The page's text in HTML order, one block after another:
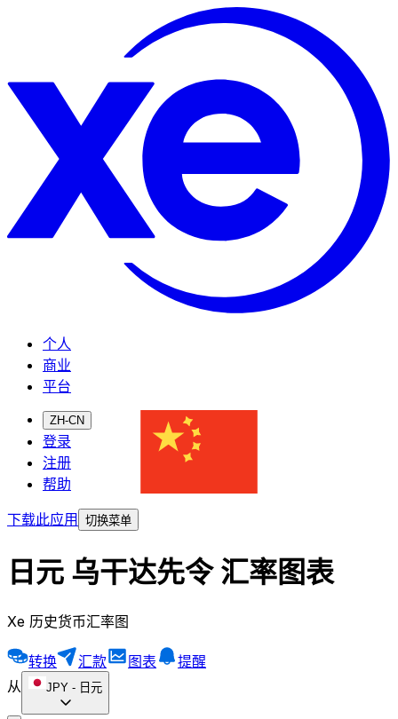
个人
商业
平台
ZH-CN
登录
注册
帮助
下载此应用
切换菜单
日元 乌干达先令 汇率图表
Xe 历史货币汇率图
转换 汇款 图表
提醒
从
JPY - 日元